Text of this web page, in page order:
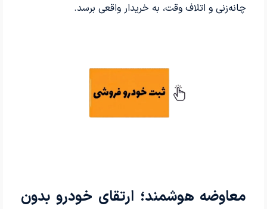
چانه‌زنی و اتلاف وقت، به خریدار واقعی برسد.
معاوضه هوشمند؛ ارتقای خودرو بدون